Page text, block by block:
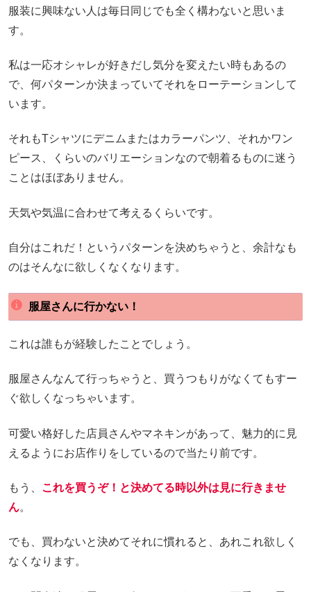
服装に興味ない人は毎日同じでも全く構わないと思いま
す。
私は一応オシャレが好きだし気分を変えたい時もあるの
で、何パターンか決まっていてそれをローテーションして
います。
それもTシャツにデニムまたはカラーパンツ、それかワン
ピース、くらいのバリエーションなので朝着るものに迷う
ことはほぼありません。
天気や気温に合わせて考えるくらいです。
自分はこれだ！というパターンを決めちゃうと、余計なも
のはそんなに欲しくなくなります。
服屋さんに行かない！
これは誰もが経験したことでしょう。
服屋さんなんて行っちゃうと、買うつもりがなくてもすー
ぐ欲しくなっちゃいます。
可愛い格好した店員さんやマネキンがあって、魅力的に見
えるようにお店作りをしているので当たり前です。
もう、 これを買うぞ！と決めてる時以外は見に行きませ
ん。
でも、買わないと決めてそれに慣れると、あれこれ欲しく
なくなります。